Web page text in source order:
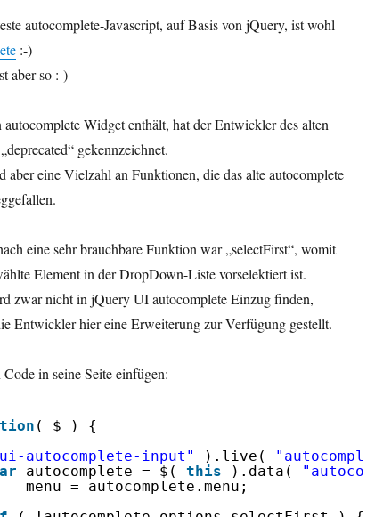
autocomplete-Javascript, auf Basis von jQuery, ist wohl
:-)
aber so :-)
Widget enthält, hat der Entwickler des alten
gekennzeichnet.
eine Vielzahl an Funktionen, die das alte autocomplete
eine sehr brauchbare Funktion war „selectFirst“, womit
Element in der DropDown-Liste vorselektiert ist.
zwar nicht in jQuery UI autocomplete Einzug finden,
Entwickler hier eine Erweiterung zur Verfügung gestellt.
in seine Seite einfügen:
( $ ) {
autocomplete-input" ).live(
autocomplete = $( this ).data(
menu = autocomplete.menu;